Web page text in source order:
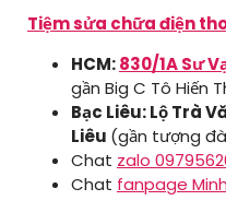
Tiệm sửa chữa điện
HCM:830/1A Sư
gần Big C Tô Hiến
Bạc Liêu: Lộ Trà
Liêu (gần tượng
Chat zalo
Chat fanpage